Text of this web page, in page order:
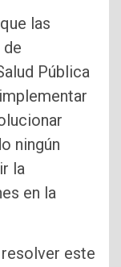
las
Pública
ningún
la
en la
este